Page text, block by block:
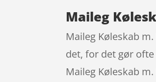
Maileg
Maileg Køleskab
det, for det gør
Maileg Køleskab